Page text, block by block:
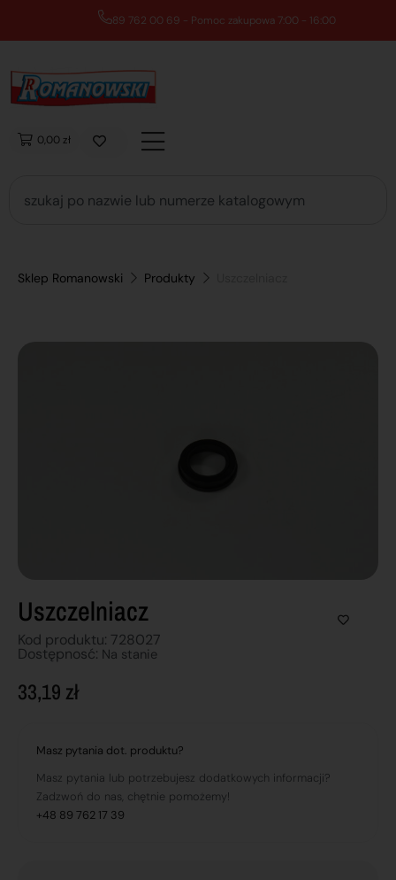
89 762 00 69 - Pomoc zakupowa 7:00 - 16:00
0,00 zł
Sklep Romanowski Produkty
Uszczelniacz
Kod produktu: 728027
Dostępnosć: Na stanie
33,19 zł
Masz pytania dot. produktu?
Masz pytania lub potrzebujesz dodatkowych informacji?
Zadzwoń do nas, chętnie pomożemy!
+48 89 762 17 39